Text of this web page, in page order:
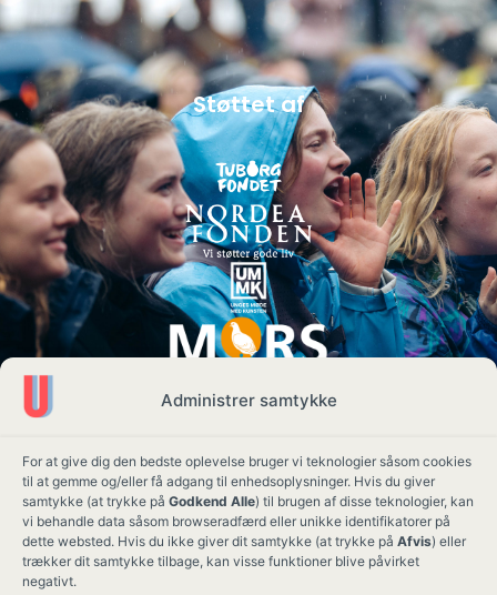
Administrer samtykke
For at give dig den bedste oplevelse bruger vi teknologier såsom cookies
til at gemme og/eller få adgang til enhedsoplysninger. Hvis du giver
samtykke (at trykke på Godkend Alle) til brugen af disse teknologier, kan
vi behandle data såsom browseradfærd eller unikke identifikatorer på
dette websted. Hvis du ikke giver dit samtykke (at trykke på Afvis) eller
trækker dit samtykke tilbage, kan visse funktioner blive påvirket
negativt.
Støttet af